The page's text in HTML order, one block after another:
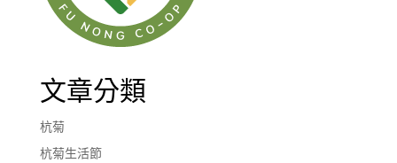
文章分類
杭菊
杭菊生活節